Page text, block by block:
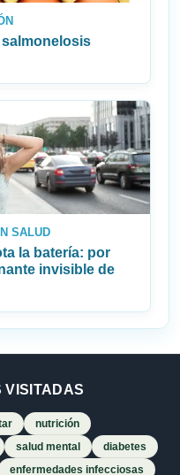
SALUD
la batería: por
invisible de
VISITADAS
nutrición
salud mental
diabetes
enfermedades infecciosas